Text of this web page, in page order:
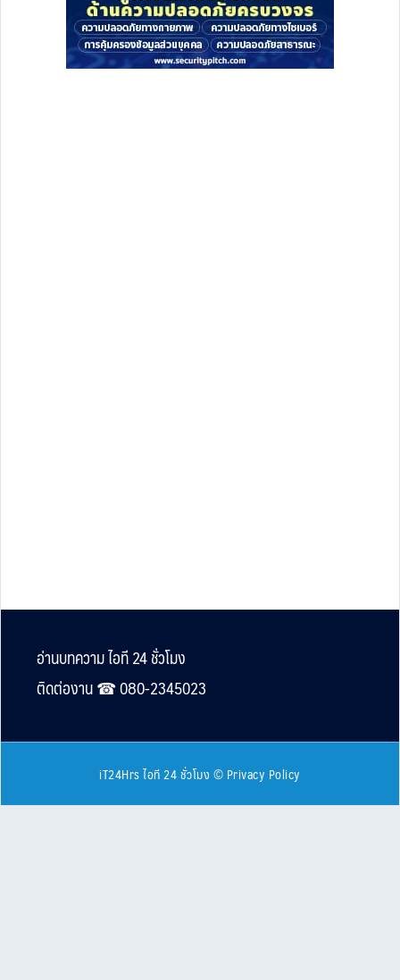
Footer
อ่านบทความ ไอที 24 ชั่วโมง
ติดต่องาน ☎︎ 080-2345023
iT24Hrs ไอที 24 ชั่วโมง © Privacy Policy